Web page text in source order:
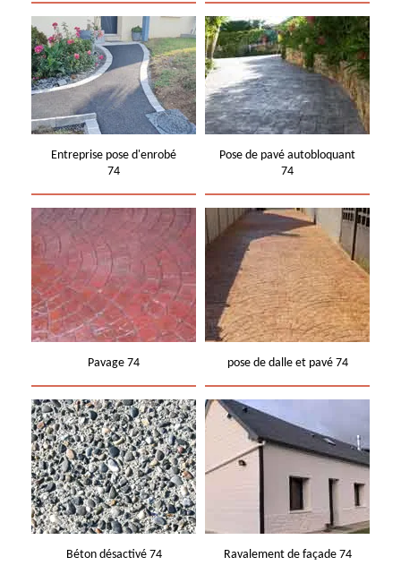
Entreprise pose d'enrobé
74
Pose de pavé autobloquant
74
Pavage 74 pose de dalle et pavé 74
Béton désactivé 74 Ravalement de façade 74